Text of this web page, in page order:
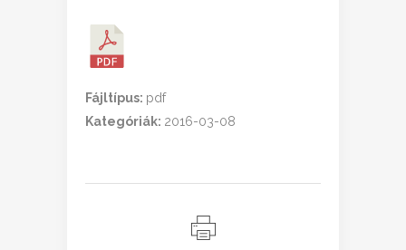
Fájltípus: pdf
Kategóriák: 2016-03-08